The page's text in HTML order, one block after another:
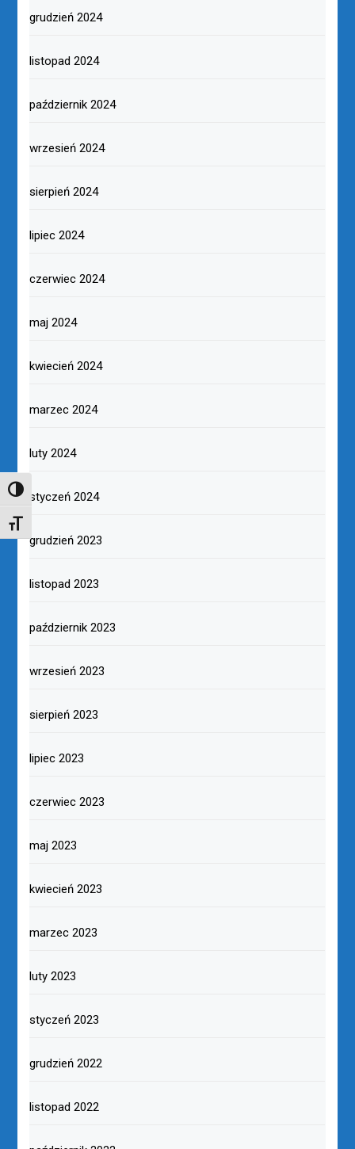
TOGGLE HIGH CONTRAST
TOGGLE FONT SIZE
grudzień 2024
listopad 2024
październik 2024
wrzesień 2024
sierpień 2024
lipiec 2024
czerwiec 2024
maj 2024
kwiecień 2024
marzec 2024
luty 2024
styczeń 2024
grudzień 2023
listopad 2023
październik 2023
wrzesień 2023
sierpień 2023
lipiec 2023
czerwiec 2023
maj 2023
kwiecień 2023
marzec 2023
luty 2023
styczeń 2023
grudzień 2022
listopad 2022